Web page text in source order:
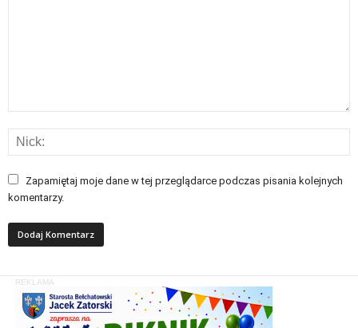
Zapamiętaj moje dane w tej przeglądarce podczas pisania kolejnych
komentarzy.
REKLAMA